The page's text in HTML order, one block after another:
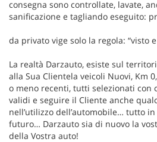
consegna sono controllate, lavate,
sanificazione e tagliando eseguito:
da privato vige solo la regola: “visto
La realtà Darzauto, esiste sul
alla Sua Clientela veicoli Nuovi, Km
o meno recenti, tutti selezionati
validi e seguire il Cliente anche
nell’utilizzo dell’automobile… tutto
futuro… Darzauto sia di nuovo la
della Vostra auto!